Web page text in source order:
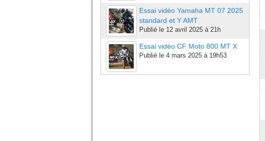
Essai vidéo Yamaha MT 07 2025
standard et Y AMT
Publié le 12 avril 2025 à 21h
Essai vidéo CF Moto 800 MT X
Publié le 4 mars 2025 à 19h53